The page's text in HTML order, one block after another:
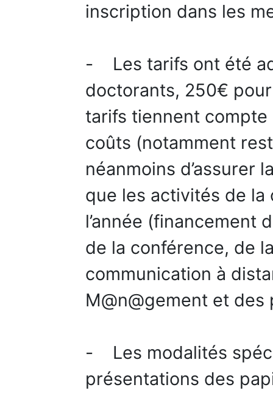
inscription dans les
- Les tarifs ont été
doctorants, 250€
tarifs tiennent
coûts (notamment
néanmoins d’assurer
que les activités de
l’année (financement
de la conférence, de
communication à
M@n@gement et
- Les modalités
présentations des